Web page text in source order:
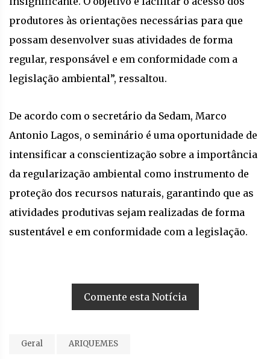
produtores às orientações necessárias para que
possam desenvolver suas atividades de forma
regular, responsável e em conformidade com a
legislação ambiental”, ressaltou.
De acordo com o secretário da Sedam, Marco
Antonio Lagos, o seminário é uma oportunidade de
intensificar a conscientização sobre a importância
da regularização ambiental como instrumento de
proteção dos recursos naturais, garantindo que as
atividades produtivas sejam realizadas de forma
sustentável e em conformidade com a legislação.
Comente esta Notícia
Geral ARIQUEMES